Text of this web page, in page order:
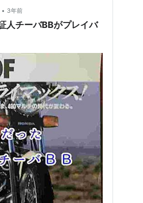
• 3年前
人チーバBBがプレイバ